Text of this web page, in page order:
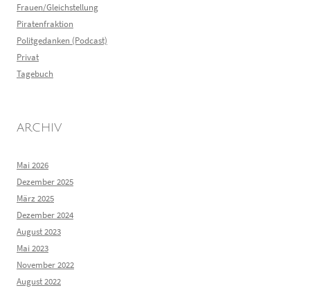
Frauen/Gleichstellung
Piratenfraktion
Politgedanken (Podcast)
Privat
Tagebuch
ARCHIV
Mai 2026
Dezember 2025
März 2025
Dezember 2024
August 2023
Mai 2023
November 2022
August 2022